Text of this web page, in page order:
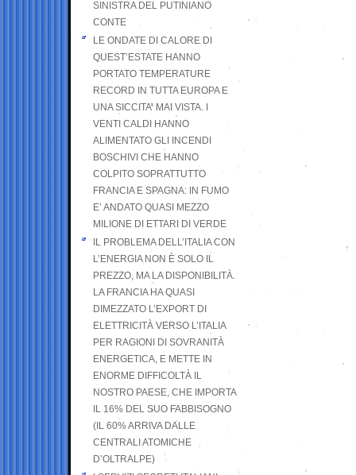
SINISTRA DEL PUTINIANO
CONTE
LE ONDATE DI CALORE DI
QUEST’ESTATE HANNO
PORTATO TEMPERATURE
RECORD IN TUTTA EUROPA E
UNA SICCITA’ MAI VISTA. I
VENTI CALDI HANNO
ALIMENTATO GLI INCENDI
BOSCHIVI CHE HANNO
COLPITO SOPRATTUTTO
FRANCIA E SPAGNA: IN FUMO
E’ ANDATO QUASI MEZZO
MILIONE DI ETTARI DI VERDE
IL PROBLEMA DELL’ITALIA CON
L’ENERGIA NON È SOLO IL
PREZZO, MA LA DISPONIBILITÀ.
LA FRANCIA HA QUASI
DIMEZZATO L’EXPORT DI
ELETTRICITÀ VERSO L’ITALIA
PER RAGIONI DI SOVRANITÀ
ENERGETICA, E METTE IN
ENORME DIFFICOLTÀ IL
NOSTRO PAESE, CHE IMPORTA
IL 16% DEL SUO FABBISOGNO
(IL 60% ARRIVA DALLE
CENTRALI ATOMICHE
D’OLTRALPE)